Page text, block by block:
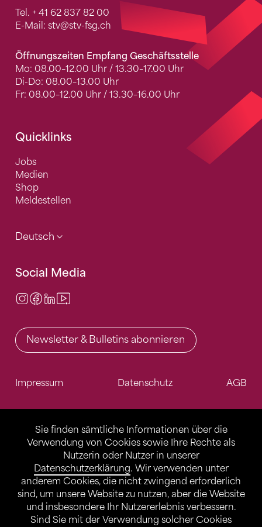
Sie finden sämtliche Informationen über die
Verwendung von Cookies sowie Ihre Rechte als
Nutzerin oder Nutzer in unserer
Datenschutzerklärung. Wir verwenden unter
anderem Cookies, die nicht zwingend erforderlich
sind, um unsere Website zu nutzen, aber die Website
und insbesondere Ihr Nutzererlebnis verbessern.
Sind Sie mit der Verwendung solcher Cookies
Tel. + 41 62 837 82 00
E-Mail: stv@stv-fsg.ch
Öffnungszeiten Empfang Geschäftsstelle
Mo: 08.00–12.00 Uhr / 13.30–17.00 Uhr
Di-Do: 08.00–13.00 Uhr
Fr: 08.00–12.00 Uhr / 13.30–16.00 Uhr
Quicklinks
Jobs
Medien
Shop
Meldestellen
Deutsch
Social Media
Instagram
Facebook
LinkedIn
Newsletter & Bulletins abonnieren
Impressum Datenschutz AGB